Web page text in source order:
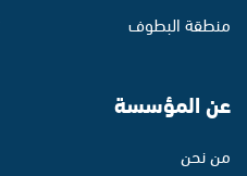
منطقة البطوف
عن المؤسسة
من نحن